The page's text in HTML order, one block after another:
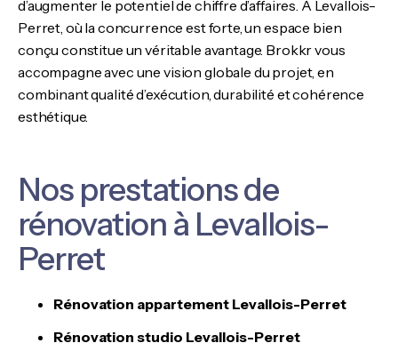
d’augmenter le potentiel de chiffre d’affaires. À Levallois-
Perret, où la concurrence est forte, un espace bien
conçu constitue un véritable avantage. Brokkr vous
accompagne avec une vision globale du projet, en
combinant qualité d’exécution, durabilité et cohérence
esthétique.
Nos prestations de
rénovation à Levallois-
Perret
Rénovation appartement Levallois-Perret
Rénovation studio Levallois-Perret